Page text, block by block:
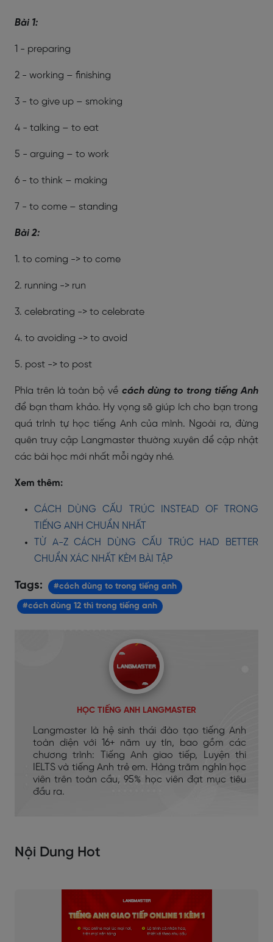
Bài 1:
1 - preparing
2 - working – finishing
3 - to give up – smoking
4 - talking – to eat
5 - arguing – to work
6 - to think – making
7 - to come – standing
Bài 2:
1. to coming -> to come
2. running -> run
3. celebrating -> to celebrate
4. to avoiding -> to avoid
5. post -> to post
Phía trên là toàn bộ về cách dùng to trong tiếng Anh
để bạn tham khảo. Hy vọng sẽ giúp ích cho bạn trong
quá trình tự học tiếng Anh của mình. Ngoài ra, đừng
quên truy cập Langmaster thường xuyên để cập nhật
các bài học mới nhất mỗi ngày nhé.
Xem thêm:
CÁCH DÙNG CẤU TRÚC INSTEAD OF TRONG
TIẾNG ANH CHUẨN NHẤT
TỪ A-Z CÁCH DÙNG CẤU TRÚC HAD BETTER
CHUẨN XÁC NHẤT KÈM BÀI TẬP
Tags: #cách dùng to trong tiếng anh
#cách dùng 12 thì trong tiếng anh
HỌC TIẾNG ANH LANGMASTER
Langmaster là hệ sinh thái đào tạo tiếng Anh
toàn diện với 16+ năm uy tín, bao gồm các
chương trình: Tiếng Anh giao tiếp, Luyện thi
IELTS và tiếng Anh trẻ em. Hàng trăm nghìn học
viên trên toàn cầu, 95% học viên đạt mục tiêu
đầu ra.
Nội Dung Hot